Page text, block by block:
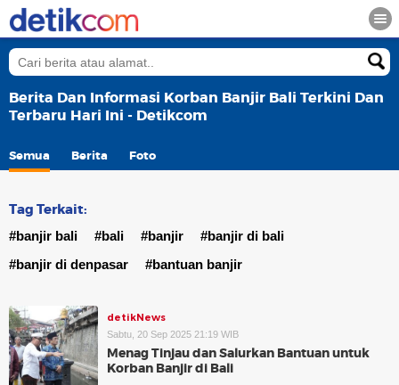
Berita Dan Informasi Korban Banjir Bali Terkini Dan
Terbaru Hari Ini - Detikcom
Semua Berita Foto
Tag Terkait:
#banjir bali #bali #banjir
#banjir di bali
#banjir di denpasar
#bantuan banjir
detikNews
Sabtu, 20 Sep 2025 21:19 WIB
Menag Tinjau dan Salurkan Bantuan untuk
Korban Banjir di Bali